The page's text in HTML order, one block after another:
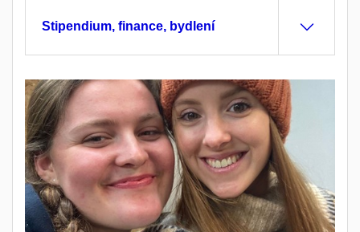
Stipendium, finance, bydlení